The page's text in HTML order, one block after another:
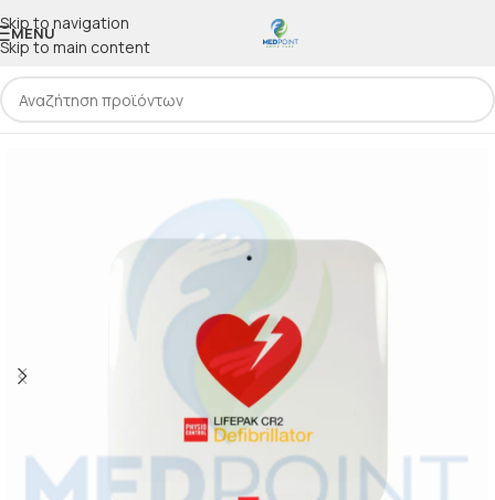
Skip to navigation
Skip to main content
MENU